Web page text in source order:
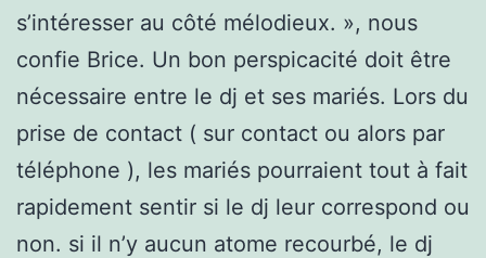
s’intéresser au côté mélodieux. », nous
confie Brice. Un bon perspicacité doit être
nécessaire entre le dj et ses mariés. Lors du
prise de contact ( sur contact ou alors par
téléphone ), les mariés pourraient tout à fait
rapidement sentir si le dj leur correspond ou
non. si il n’y aucun atome recourbé, le dj